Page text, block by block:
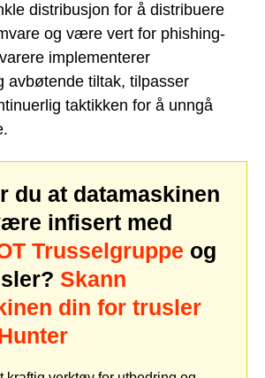
distribusjon for å distribuere
og være vert for phishing-
implementerer
avbøtende tiltak, tilpasser
taktikken for å unngå
du at datamaskinen
infisert med
Trusselgruppe og
Skann
din for trusler